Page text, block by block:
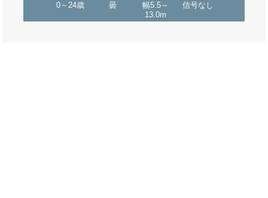
0～24歳 曇
幅5.5～
13.0m
信号なし